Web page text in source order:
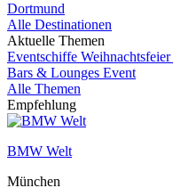
Dortmund
Alle Destinationen
Aktuelle Themen
Eventschiffe Weihnachtsfeier
Bars & Lounges Event
Alle Themen
Empfehlung
BMW Welt
München